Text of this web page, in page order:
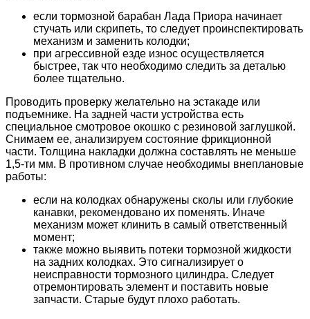
если тормозной барабан Лада Приора начинает
стучать или скрипеть, то следует проинспектировать
механизм и заменить колодки;
при агрессивной езде износ осуществляется
быстрее, так что необходимо следить за деталью
более тщательно.
Проводить проверку желательно на эстакаде или
подъемнике. На задней части устройства есть
специальное смотровое окошко с резиновой заглушкой.
Снимаем ее, анализируем состояние фрикционной
части. Толщина накладки должна составлять не меньше
1,5-ти мм. В противном случае необходимы внеплановые
работы:
если на колодках обнаружены сколы или глубокие
канавки, рекомендовано их поменять. Иначе
механизм может клинить в самый ответственный
момент;
также можно выявить потеки тормозной жидкости
на задних колодках. Это сигнализирует о
неисправности тормозного цилиндра. Следует
отремонтировать элемент и поставить новые
запчасти. Старые будут плохо работать.